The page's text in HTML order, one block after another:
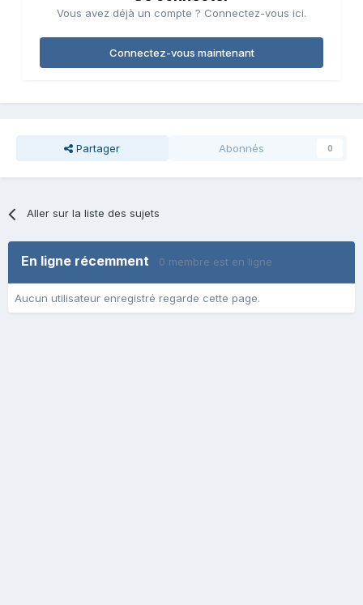
Vous avez déjà un compte ? Connectez-vous ici.
Connectez-vous maintenant
Partager Abonnés 0
Aller sur la liste des sujets
En ligne récemment 0 membre est en ligne
Aucun utilisateur enregistré regarde cette page.